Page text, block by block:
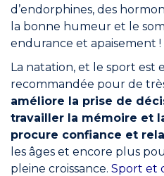
d’endorphines, des
la bonne humeur et le
endurance et apaisement !
La natation, et le sport est
recommandée pour de
améliore la prise de
travailler la mémoire et
procure confiance et
les âges et encore plus
pleine croissance. Sport et